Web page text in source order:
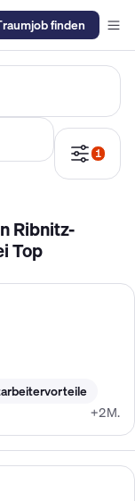
finden
1
Ribnitz-
Top
+2M.